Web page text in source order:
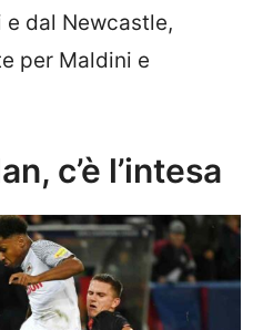
e dal Newcastle,
per Maldini e
c’è l’intesa